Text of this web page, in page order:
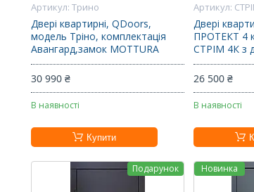
Трино
Двері квартирні, QDoors,
модель Тріно, комплектація
Авангард,замок MOTTURA
30 990 ₴
В наявності
Купити
Двері
ПРОТЕКТ 4
СТРІМ 4К з
26 500 ₴
В наявності
Подарунок Новинка